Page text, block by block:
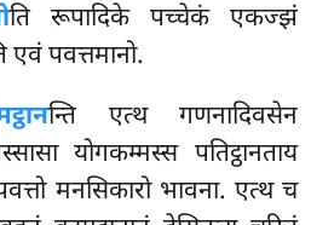
ति रूपादिके पच्चेकं एकज्झं
एवं पवत्तमानो.
न्ति एत्थ गणनादिवसेन
योगकम्मस्स पतिट्ठानताय
मनसिकारो भावना. एत्थ च